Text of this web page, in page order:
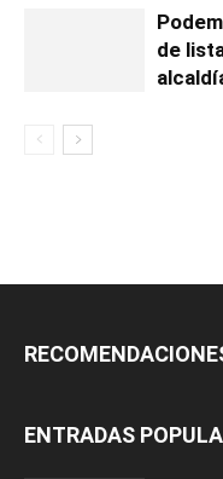
de
ENTRADAS